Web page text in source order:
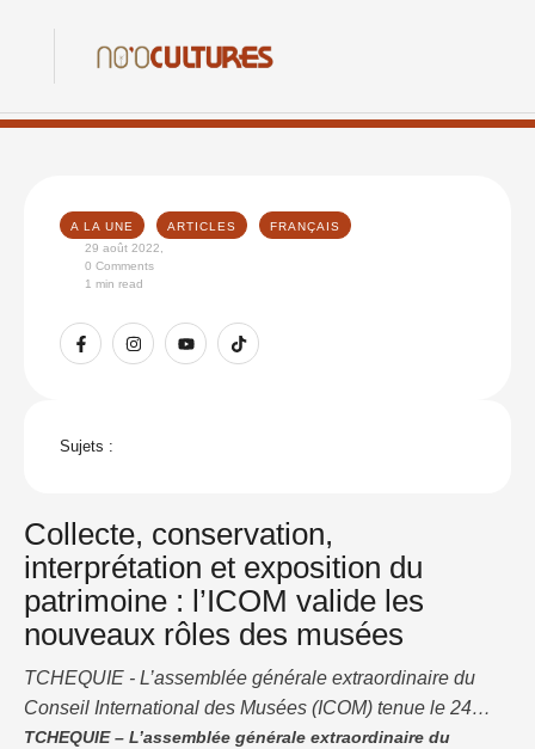
A LA UNE ARTICLES
FRANÇAIS
29 août 2022
0 Comments
1 min read
Sujets :
Collecte, conservation,
interprétation et exposition du
patrimoine : l’ICOM valide les
nouveaux rôles des musées
TCHEQUIE - L’assemblée générale extraordinaire du
Conseil International des Musées (ICOM) tenue le 24
août 2022 à Prague en République tchèque, a approuvé
TCHEQUIE – L’assemblée générale extraordinaire du